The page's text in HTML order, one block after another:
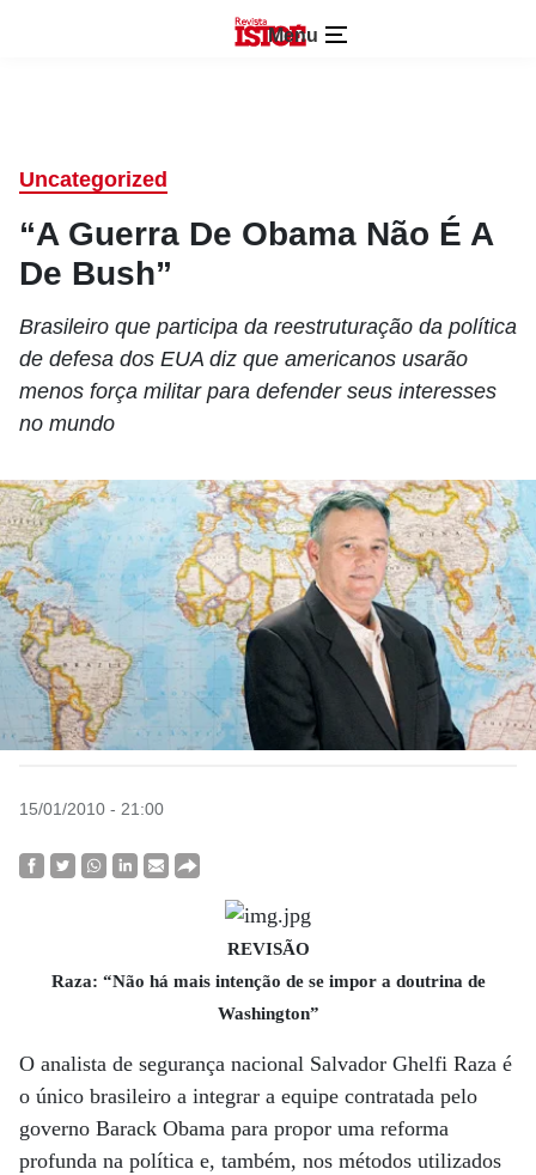
Menu
Uncategorized
“A Guerra De Obama Não É A
De Bush”
Brasileiro que participa da reestruturação da política
de defesa dos EUA diz que americanos usarão
menos força militar para defender seus interesses
no mundo
15/01/2010 - 21:00
REVISÃO
Raza: “Não há mais intenção de se impor a doutrina de
Washington”
O analista de segurança nacional Salvador Ghelfi Raza é
o único brasileiro a integrar a equipe contratada pelo
governo Barack Obama para propor uma reforma
profunda na política e, também, nos métodos utilizados